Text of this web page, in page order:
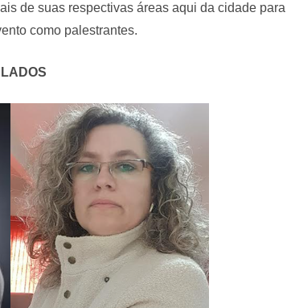
de suas respectivas áreas aqui da cidade para
como palestrantes.